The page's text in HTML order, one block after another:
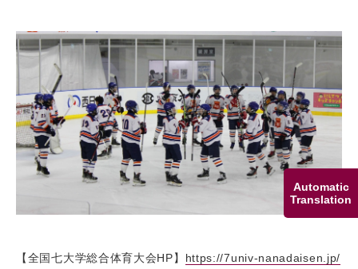
Automatic
Translation
【全国七大学総合体育大会HP】 https://7univ-nanadaisen.jp/